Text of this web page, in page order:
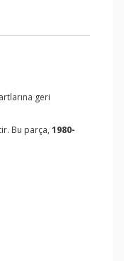
geri
Bu parça, 1980-